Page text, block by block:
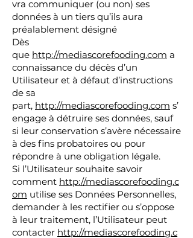
vra communiquer (ou non) ses
données à un tiers qu’ils aura
préalablement désigné
Dès
que http://mediascorefooding.com a
connaissance du décès d’un
Utilisateur et à défaut d’instructions
de sa
part, http://mediascorefooding.com s’
engage à détruire ses données, sauf
si leur conservation s’avère nécessaire
à des fins probatoires ou pour
répondre à une obligation légale.
Si l’Utilisateur souhaite savoir
comment http://mediascorefooding.c
om utilise ses Données Personnelles,
demander à les rectifier ou s’oppose
à leur traitement, l’Utilisateur peut
contacter http://mediascorefooding.c